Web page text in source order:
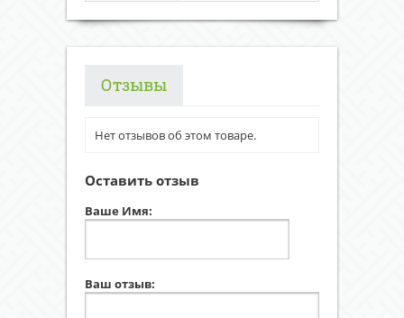
Отзывы
Нет отзывов об этом товаре.
Оставить отзыв
Ваше Имя:
Ваш отзыв: